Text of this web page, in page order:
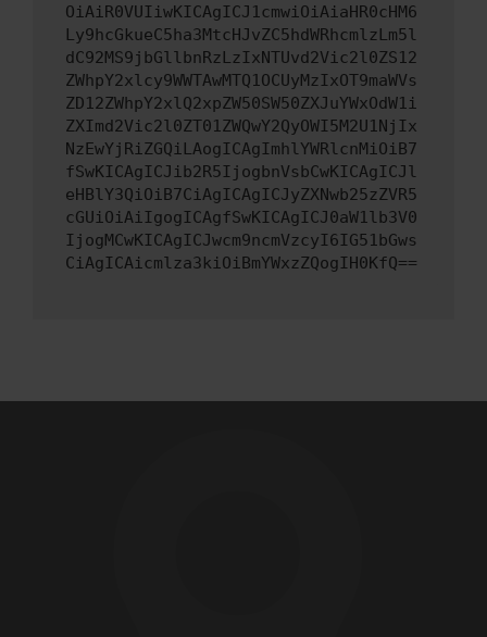
OiAiR0VUIiwKICAgICJ1cmwiOiAiaHR0cHM6
Ly9hcGkueC5ha3MtcHJvZC5hdWRhcmlzLm5l
dC92MS9jbGllbnRzLzIxNTUvd2Vic2l0ZS12
ZWhpY2xlcy9WWTAwMTQ1OCUyMzIxOT9maWVs
ZD12ZWhpY2xlQ2xpZW50SW50ZXJuYWxOdW1i
ZXImd2Vic2l0ZT01ZWQwY2QyOWI5M2U1NjIx
NzEwYjRiZGQiLAogICAgImhlYWRlcnMiOiB7
fSwKICAgICJib2R5IjogbnVsbCwKICAgICJl
eHBlY3QiOiB7CiAgICAgICJyZXNwb25zZVR5
cGUiOiAiIgogICAgfSwKICAgICJ0aW1lb3V0
IjogMCwKICAgICJwcm9ncmVzcyI6IG51bGws
CiAgICAicmlza3kiOiBmYWxzZQogIH0KfQ==